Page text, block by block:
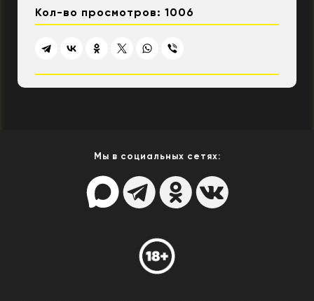
Кол-во просмотров: 1006
Мы в социальных сетях: